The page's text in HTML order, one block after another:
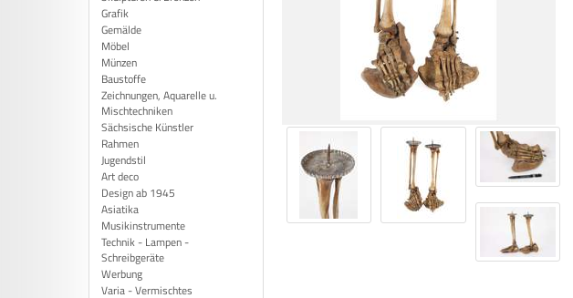
Grafik
Gemälde
Möbel
Münzen
Baustoffe
Zeichnungen, Aquarelle u.
Mischtechniken
Sächsische Künstler
Rahmen
Jugendstil
Art deco
Design ab 1945
Asiatika
Musikinstrumente
Technik - Lampen -
Schreibgeräte
Werbung
Varia - Vermischtes